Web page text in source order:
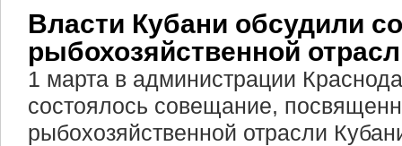
Власти Кубани обсудили
рыбохозяйственной
1 марта в администрации
состоялось совещание,
рыбохозяйственной отрасли